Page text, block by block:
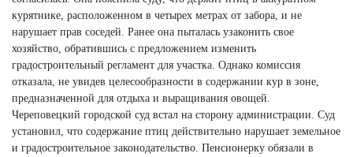
курятнике, расположенном в четырех метрах от забора, и не
нарушает прав соседей. Ранее она пыталась узаконить свое
хозяйство, обратившись с предложением изменить
градостроительный регламент для участка. Однако комиссия
отказала, не увидев целесообразности в содержании кур в зоне,
предназначенной для отдыха и выращивания овощей.
Череповецкий городской суд встал на сторону администрации. Суд
установил, что содержание птиц действительно нарушает земельное
и градостроительное законодательство. Пенсионерку обязали в